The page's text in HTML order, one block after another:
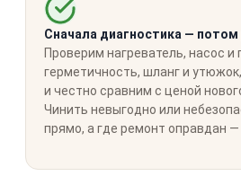
Сначала диагностика — потом
Проверим нагреватель, насос и
герметичность, шланг и
и честно сравним с ценой
Чинить невыгодно или
прямо, а где ремонт оправдан —